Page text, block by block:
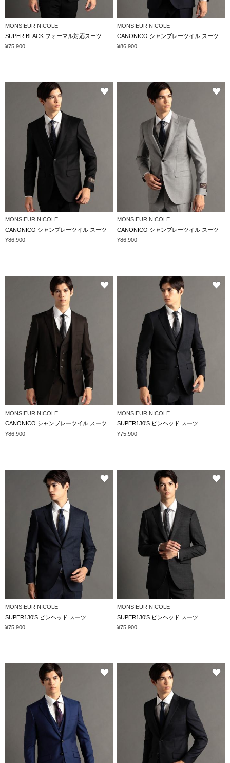
MONSIEUR NICOLE
SUPER BLACK フォーマル対応スーツ
¥75,900
MONSIEUR NICOLE
CANONICO シャンブレーツイル スーツ
¥86,900
MONSIEUR NICOLE
CANONICO シャンブレーツイル スーツ
¥86,900
MONSIEUR NICOLE
CANONICO シャンブレーツイル スーツ
¥86,900
MONSIEUR NICOLE
CANONICO シャンブレーツイル スーツ
¥86,900
MONSIEUR NICOLE
SUPER130’S ピンヘッド スーツ
¥75,900
MONSIEUR NICOLE
SUPER130’S ピンヘッド スーツ
¥75,900
MONSIEUR NICOLE
SUPER130’S ピンヘッド スーツ
¥75,900